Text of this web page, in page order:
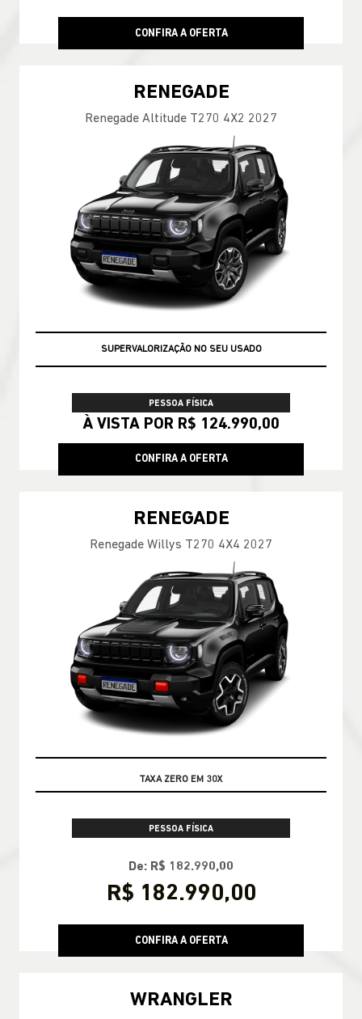
CONFIRA A OFERTA
RENEGADE
Renegade Altitude T270 4X2 2027
SUPERVALORIZAÇÃO NO SEU USADO
PESSOA FÍSICA
À VISTA POR R$ 124.990,00
CONFIRA A OFERTA
RENEGADE
Renegade Willys T270 4X4 2027
GARANTIA 05 ANOS JEEP
PESSOA FÍSICA
De: R$ 182.990,00
R$ 182.990,00
CONFIRA A OFERTA
WRANGLER